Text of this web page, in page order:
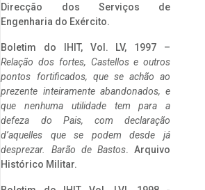
Direcção dos Serviços de
Engenharia do Exército.
Boletim do IHIT, Vol. LV, 1997 –
Relação dos fortes, Castellos e outros
pontos fortificados, que se achão ao
prezente inteiramente abandonados, e
que nenhuma utilidade tem para a
defeza do Pais, com declaração
d’aquelles que se podem desde já
desprezar. Barão de Bastos. Arquivo
Histórico Militar.